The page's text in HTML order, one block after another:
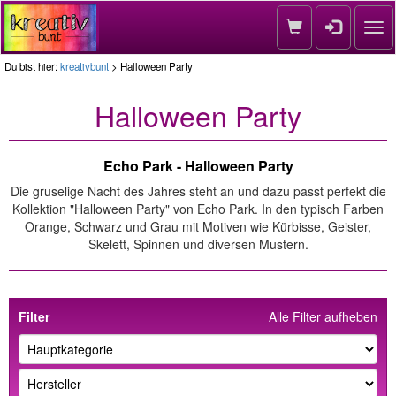
Du bist hier:kreativbunt > Halloween Party
Halloween Party
Echo Park - Halloween Party
Die gruselige Nacht des Jahres steht an und dazu passt perfekt die
Kollektion "Halloween Party" von Echo Park. In den typisch Farben
Orange, Schwarz und Grau mit Motiven wie Kürbisse, Geister,
Skelett, Spinnen und diversen Mustern.
Alle Filter aufheben
Filter